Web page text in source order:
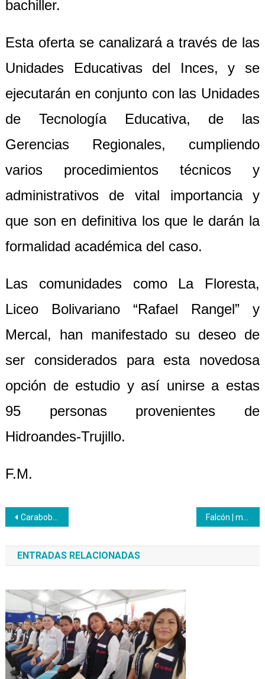
bachiller.
Esta oferta se canalizará a través de las
Unidades Educativas del Inces, y se
ejecutarán en conjunto con las Unidades
de Tecnología Educativa, de las
Gerencias Regionales, cumpliendo
varios procedimientos técnicos y
administrativos de vital importancia y
que son en definitiva los que le darán la
formalidad académica del caso.
Las comunidades como La Floresta,
Liceo Bolivariano “Rafael Rangel” y
Mercal, han manifestado su deseo de
ser considerados para esta novedosa
opción de estudio y así unirse a estas
95 personas provenientes de
Hidroandes-Trujillo.
F.M.
Navegación
de
entradas
Carabobo | Programa Nacional de Aprendizaje realizó reunión con entidades de trabajo
ENTRADAS RELACIONADAS